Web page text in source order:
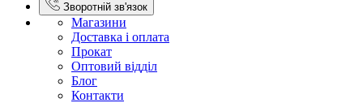
Зворотній зв'язок
Магазини
Доставка і оплата
Прокат
Оптовий відділ
Блог
Контакти